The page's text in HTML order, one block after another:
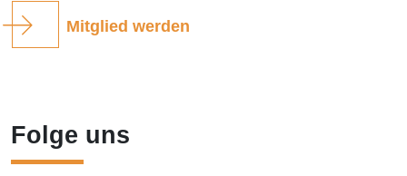
Mitglied werden
Folge uns